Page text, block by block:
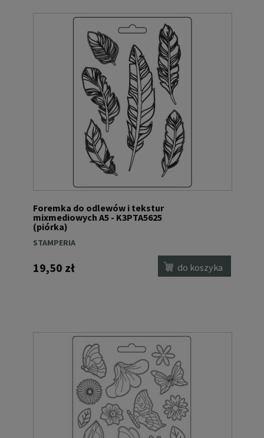
Foremka do odlewów i tekstur
mixmediowych A5 - K3PTA5625
(piórka)
STAMPERIA
19,50 zł do koszyka